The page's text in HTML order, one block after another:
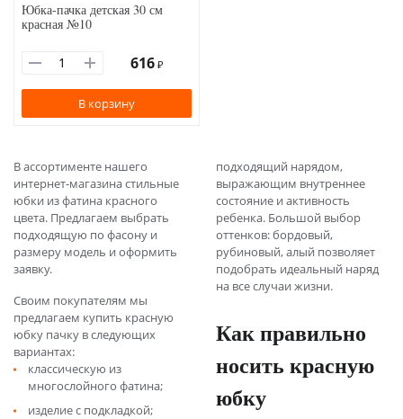
Юбка-пачка детская 30 см
красная №10
616 ₽
В корзину
В ассортименте нашего
интернет-магазина стильные
юбки из фатина красного
цвета. Предлагаем выбрать
подходящую по фасону и
размеру модель и оформить
заявку.
Своим покупателям мы
предлагаем купить красную
юбку пачку в следующих
вариантах:
классическую из
многослойного фатина;
изделие с подкладкой;
подходящий нарядом,
выражающим внутреннее
состояние и активность
ребенка. Большой выбор
оттенков: бордовый,
рубиновый, алый позволяет
подобрать идеальный наряд
на все случаи жизни.
Как правильно
носить красную
юбку